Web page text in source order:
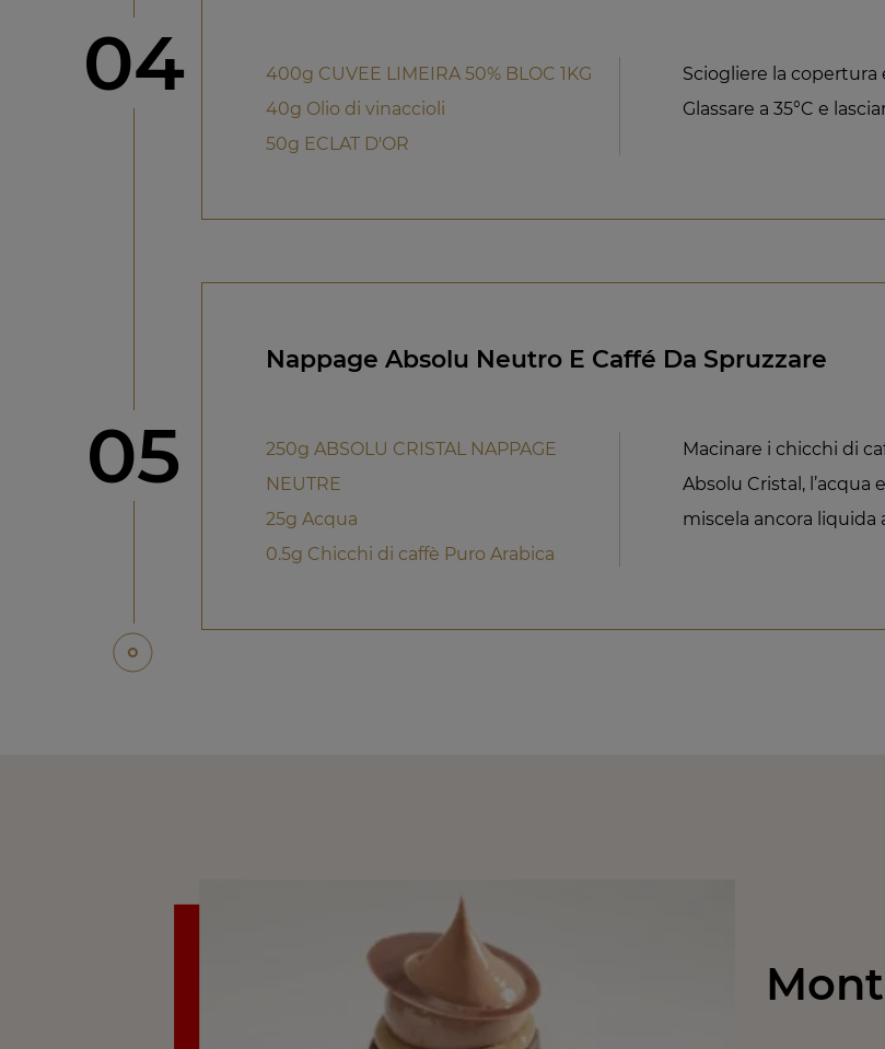
Step
04
400g CUVEE LIMEIRA 50% BLOC 1KG
40g Olio di vinaccioli
50g ECLAT D'OR
Sciogliere la copertura
Glassare a 35°C e
Step
05
Nappage Absolu Neutro E Caffé Da Spruzzare
250g ABSOLU CRISTAL NAPPAGE
NEUTRE
25g Acqua
0.5g Chicchi di caffè Puro Arabica
Macinare i chicchi di
Absolu Cristal, l’acqua
miscela ancora liquida